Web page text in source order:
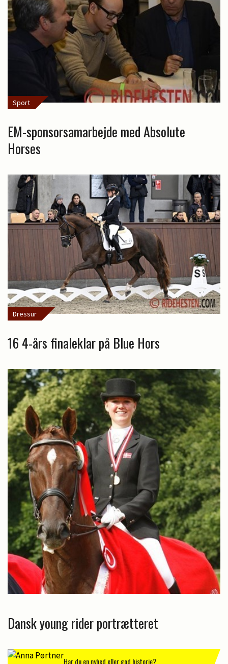
Sport
EM-sponsorsamarbejde med Absolute
Horses
Dressur
16 4-års finaleklar på Blue Hors
Dansk young rider portrætteret
Har du en nyhed eller god historie?